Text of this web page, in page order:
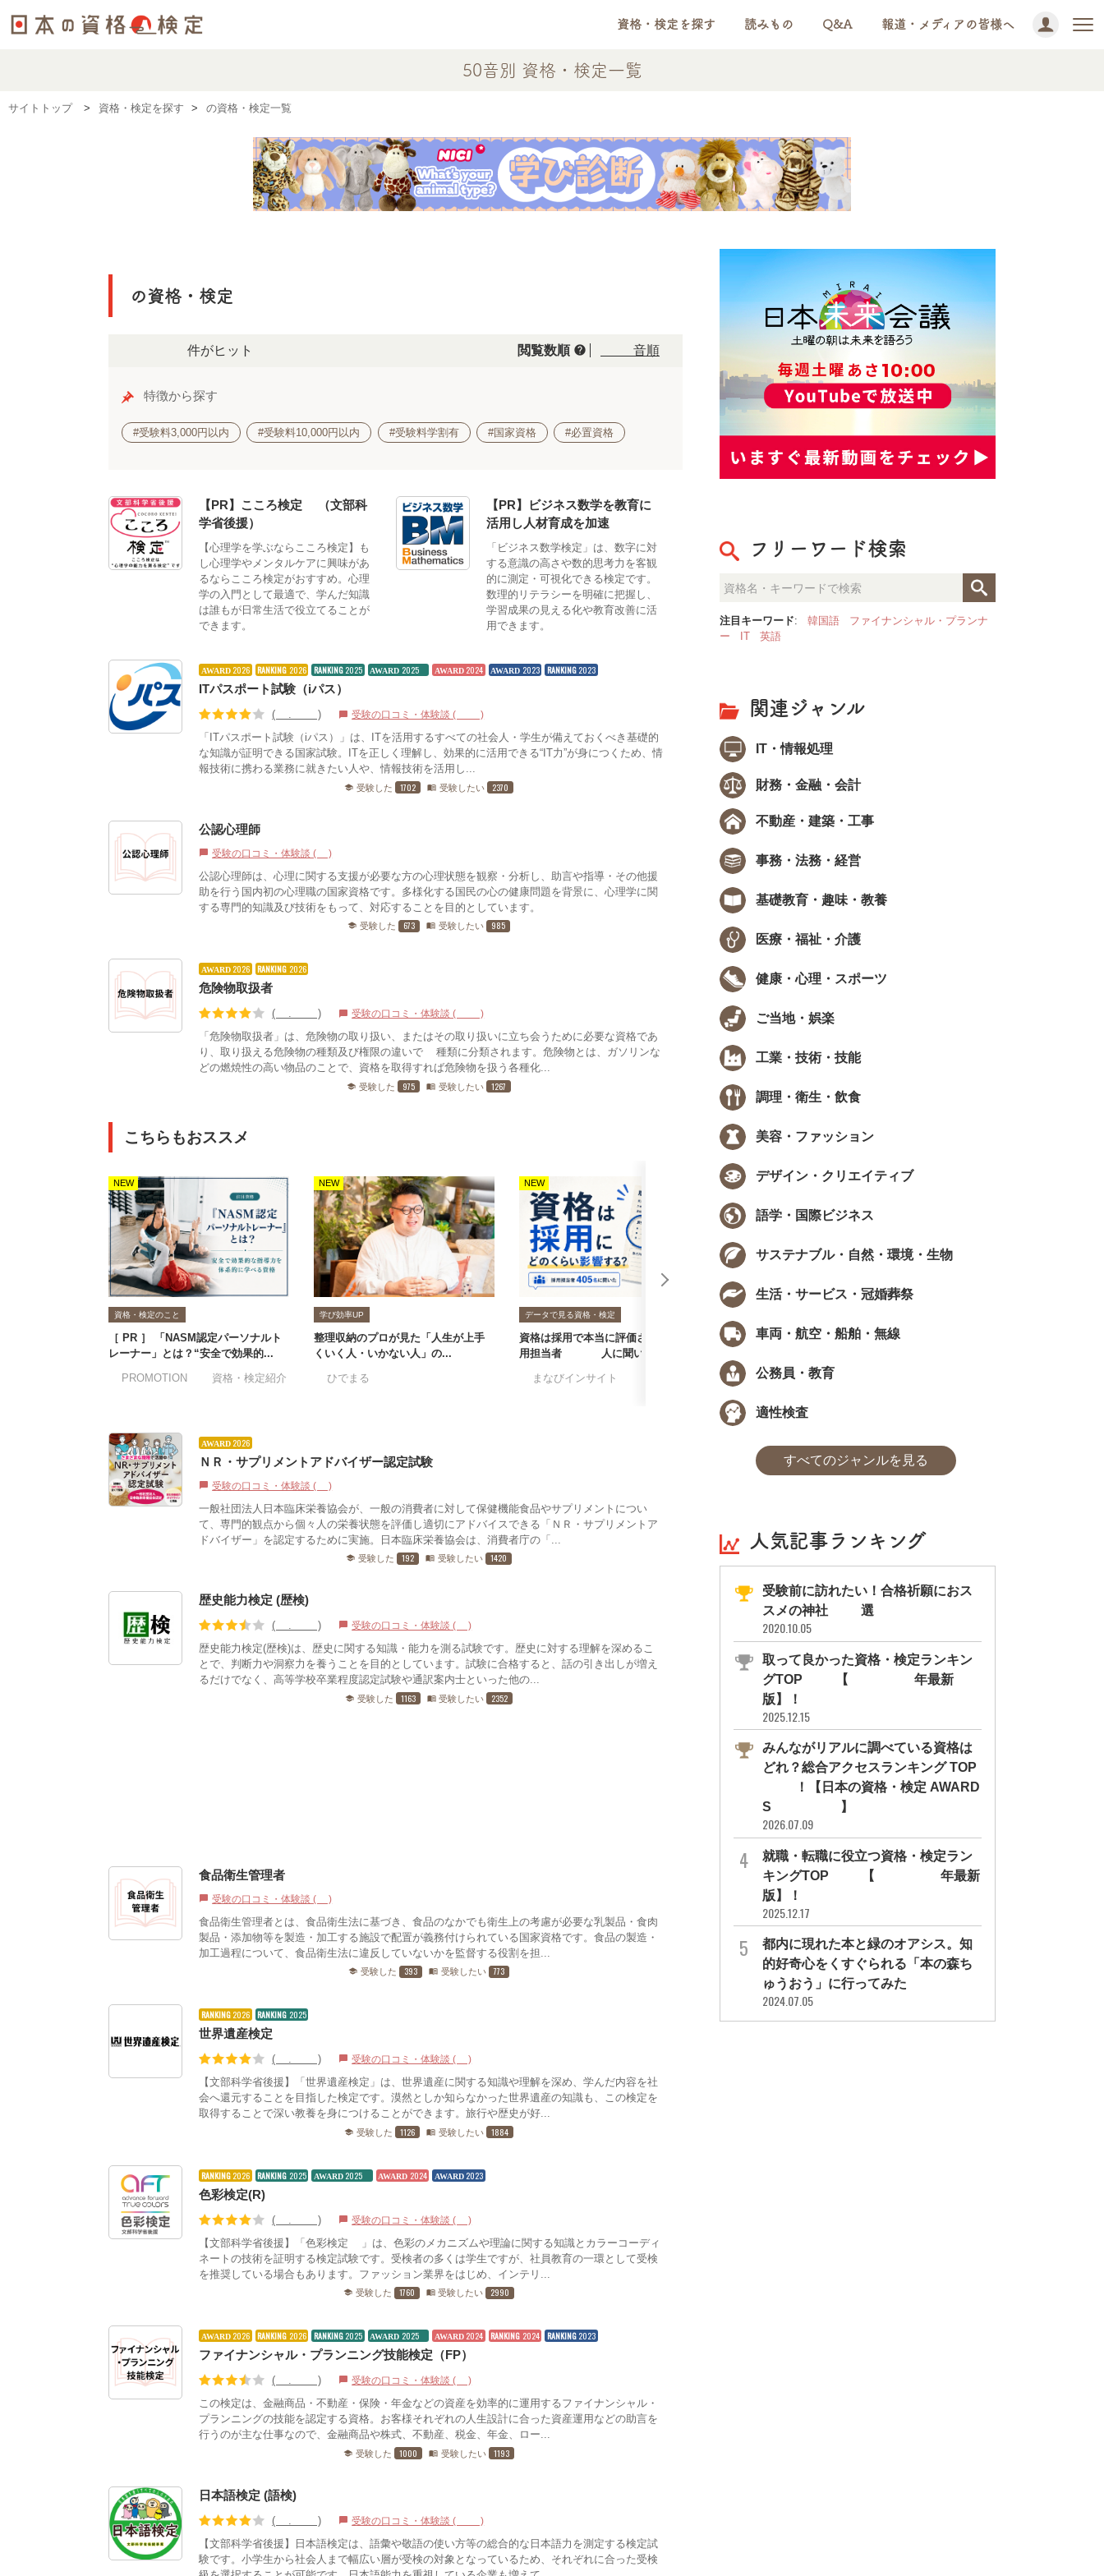
資格・検定を探す 読みもの Q&A 報道・メディアの皆様へ
50音別 資格・検定一覧
サイトトップ 資格・検定を探す の資格・検定一覧
の資格・検定
1289件がヒット 閲覧数順 help 50音順
特徴から探す
#受験料3,000円以内 #受験料10,000円以内 #受験料学割有 #国家資格 #必置資格
【PR】こころ検定®（文部科
学省後援）
【心理学を学ぶならこころ検定】も
し心理学やメンタルケアに興味があ
るならこころ検定がおすすめ。心理
学の入門として最適で、学んだ知識
は誰もが日常生活で役立てることが
できます。
【PR】ビジネス数学を教育に
活用し人材育成を加速
「ビジネス数学検定」は、数字に対
する意識の高さや数的思考力を客観
的に測定・可視化できる検定です。
数理的リテラシーを明確に把握し、
学習成果の見える化や教育改善に活
用できます。
AWARD 2026 RANKING 2026 RANKING 2025 AWARD 2025 AWARD 2024 AWARD 2023 RANKING 2023
ITパスポート試験（iパス）
(4.04) chat_bubble 受験の口コミ・体験談 (21)
「ITパスポート試験（iパス）」は、ITを活用するすべての社会人・学生が備えておくべき基礎的
な知識が証明できる国家試験。ITを正しく理解し、効果的に活用できる“IT力”が身につくため、情
報技術に携わる業務に就きたい人や、情報技術を活用し...
school 受験した 1702 menu_book 受験したい 2370
公認心理師
chat_bubble 受験の口コミ・体験談 (2)
公認心理師は、心理に関する支援が必要な方の心理状態を観察・分析し、助言や指導・その他援
助を行う国内初の心理職の国家資格です。多様化する国民の心の健康問題を背景に、心理学に関
する専門的知識及び技術をもって、対応することを目的としています。
school 受験した 673 menu_book 受験したい 985
AWARD 2026 RANKING 2026
危険物取扱者
(3.76) chat_bubble 受験の口コミ・体験談 (15)
「危険物取扱者」は、危険物の取り扱い、またはその取り扱いに立ち会うために必要な資格であ
り、取り扱える危険物の種類及び権限の違いで3種類に分類されます。危険物とは、ガソリンな
どの燃焼性の高い物品のことで、資格を取得すれば危険物を扱う各種化...
school 受験した 975 menu_book 受験したい 1267
こちらもおススメ
NEW
資格・検定のこと
［ PR ］ 「NASM認定パーソナルト
レーナー」とは？“安全で効果的...
#PROMOTION
#資格・検定紹介
NEW
学び効率UP
整理収納のプロが見た「人生が上手
くいく人・いかない人」の...
#ひでまる
NEW
データで見る資格・検定
資格は採用で本当に評価される？採
用担当者405人に聞いた...
#まなびインサイト
#採用担当者に聞いた #モチベーション
NEW
転職で資格は武器になる？採用担当
#まなびインサイト
AWARD 2026
ＮＲ・サプリメントアドバイザー認定試験
chat_bubble 受験の口コミ・体験談 (1)
一般社団法人日本臨床栄養協会が、一般の消費者に対して保健機能食品やサプリメントについ
て、専門的観点から個々人の栄養状態を評価し適切にアドバイスできる「ＮＲ・サプリメントア
ドバイザー」を認定するために実施。日本臨床栄養協会は、消費者庁の「...
school 受験した 192 menu_book 受験したい 1420
歴史能力検定 (歴検)
(3.73) chat_bubble 受験の口コミ・体験談 (4)
歴史能力検定(歴検)は、歴史に関する知識・能力を測る試験です。歴史に対する理解を深めるこ
とで、判断力や洞察力を養うことを目的としています。試験に合格すると、話の引き出しが増え
るだけでなく、高等学校卒業程度認定試験や通訳案内士といった他の...
school 受験した 1163 menu_book 受験したい 2352
食品衛生管理者
chat_bubble 受験の口コミ・体験談 (1)
食品衛生管理者とは、食品衛生法に基づき、食品のなかでも衛生上の考慮が必要な乳製品・食肉
製品・添加物等を製造・加工する施設で配置が義務付けられている国家資格です。食品の製造・
加工過程について、食品衛生法に違反していないかを監督する役割を担...
school 受験した 393 menu_book 受験したい 773
RANKING2026 RANKING 2025
世界遺産検定
(4.19) chat_bubble 受験の口コミ・体験談 (9)
【文部科学省後援】「世界遺産検定」は、世界遺産に関する知識や理解を深め、学んだ内容を社
会へ還元することを目指した検定です。漠然としか知らなかった世界遺産の知識も、この検定を
取得することで深い教養を身につけることができます。旅行や歴史が好...
school 受験した 1126 menu_book 受験したい 1884
RANKING 2026 RANKING 2025 AWARD 2025 AWARD 2024 AWARD 2023
色彩検定(R)
(3.81) chat_bubble 受験の口コミ・体験談 (9)
【文部科学省後援】「色彩検定®」は、色彩のメカニズムや理論に関する知識とカラーコーディ
ネートの技術を証明する検定試験です。受検者の多くは学生ですが、社員教育の一環として受検
を推奨している場合もあります。ファッション業界をはじめ、インテリ...
school 受験した 1760 menu_book 受験したい 2990
AWARD 2026 RANKING 2026 RANKING 2025 AWARD 2025 AWARD 2024 RANKING 2024 RANKING 2023
ファイナンシャル・プランニング技能検定（FP）
(3.69) chat_bubble 受験の口コミ・体験談 (9)
この検定は、金融商品・不動産・保険・年金などの資産を効率的に運用するファイナンシャル・
プランニングの技能を認定する資格。お客様それぞれの人生設計に合った資産運用などの助言を
行うのが主な仕事なので、金融商品や株式、不動産、税金、年金、ロー...
school 受験した 1000 menu_book 受験したい 1193
日本語検定 (語検)
(3.95) chat_bubble 受験の口コミ・体験談 (12)
【文部科学省後援】日本語検定は、語彙や敬語の使い方等の総合的な日本語力を測定する検定試
験です。小学生から社会人まで幅広い層が受検の対象となっているため、それぞれに合った受検
フリーワード検索
注目キーワード: 韓国語
ファイナンシャル・プランナ
ー
IT 英語
関連ジャンル
IT・情報処理
財務・金融・会計
不動産・建築・工事
事務・法務・経営
基礎教育・趣味・教養
医療・福祉・介護
健康・心理・スポーツ
ご当地・娯楽
工業・技術・技能
調理・衛生・飲食
美容・ファッション
デザイン・クリエイティブ
語学・国際ビジネス
サステナブル・自然・環境・生物
生活・サービス・冠婚葬祭
車両・航空・船舶・無線
公務員・教育
適性検査
すべてのジャンルを見る
人気記事ランキング
受験前に訪れたい！合格祈願におス
スメの神社11選
2020.10.05
取って良かった資格・検定ランキン
グTOP10【2026年最新
版】！
2025.12.15
みんながリアルに調べている資格は
どれ？総合アクセスランキング TOP
10！【日本の資格・検定 AWARD
S 2026】
2026.07.09
就職・転職に役立つ資格・検定ラン
キングTOP30【2026年最新
版】！
2025.12.17
都内に現れた本と緑のオアシス。知
的好奇心をくすぐられる「本の森ち
ゅうおう」に行ってみた
2024.07.05